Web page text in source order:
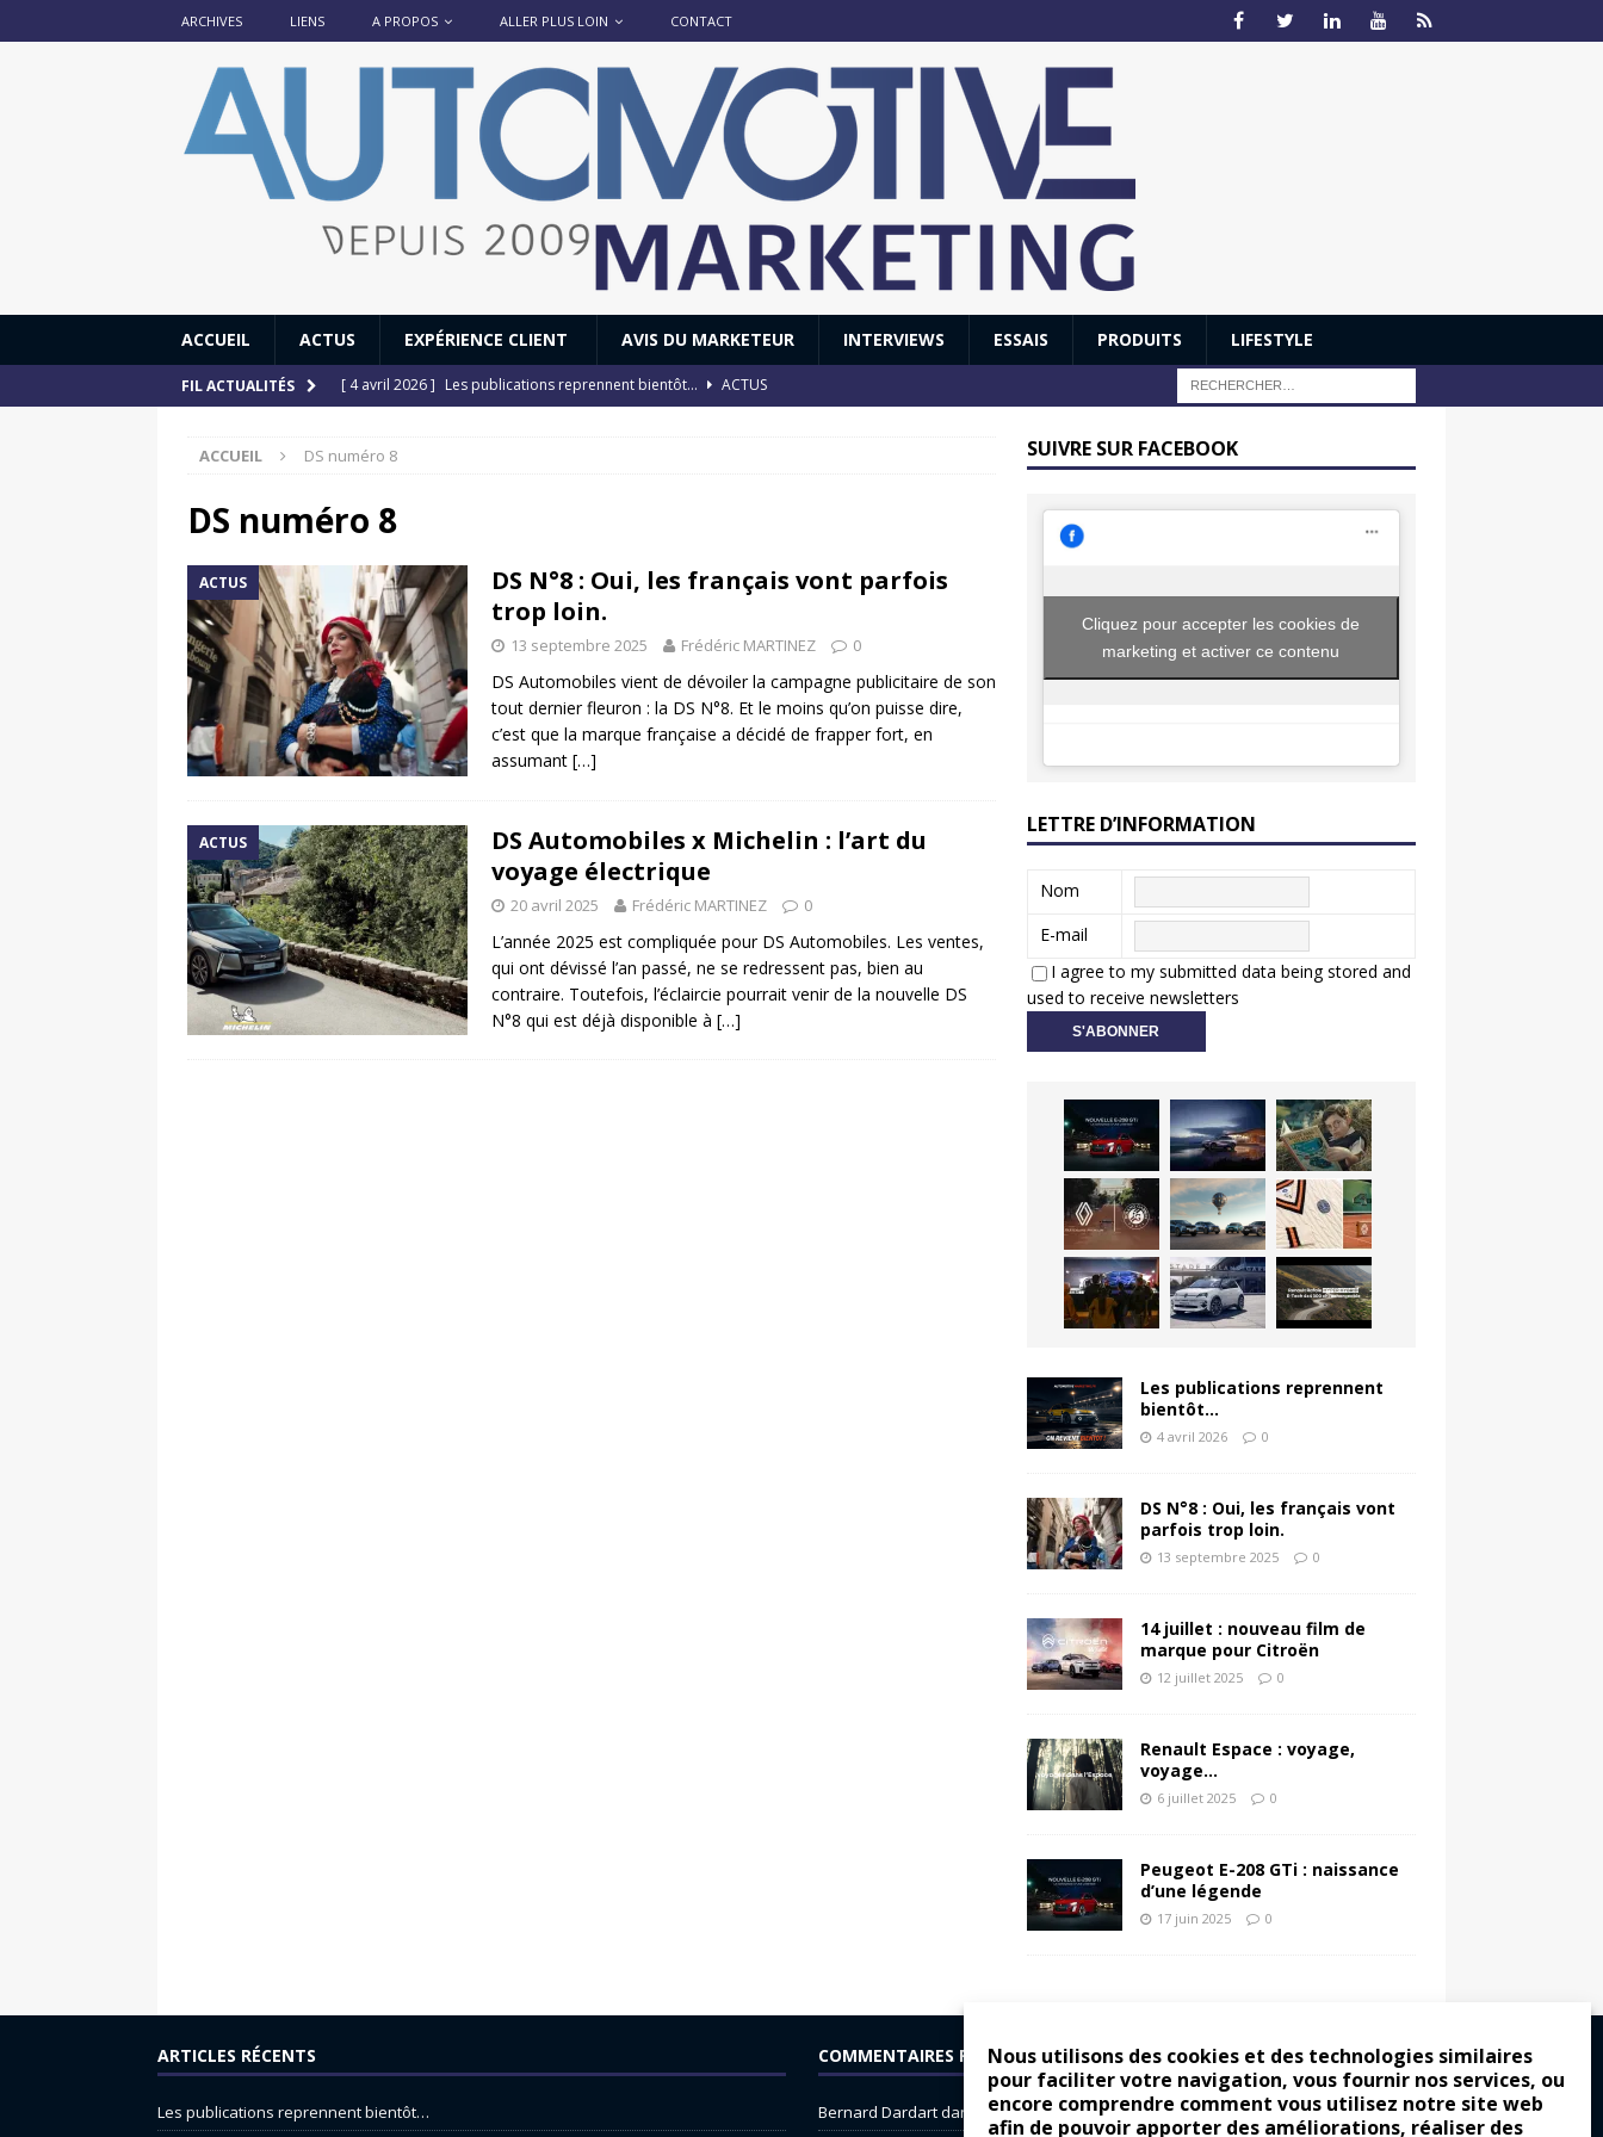
Nous utilisons des cookies et des technologies similaires
pour faciliter votre navigation, vous fournir nos services, ou
encore comprendre comment vous utilisez notre site web
afin de pouvoir apporter des améliorations, réaliser des
ARCHIVES LIENS A PROPOS ALLER PLUS LOIN CONTACT
ACCUEIL ACTUS EXPÉRIENCE CLIENT AVIS DU MARKETEUR INTERVIEWS ESSAIS PRODUITS LIFESTYLE
FIL ACTUALITÉS [ 4 avril 2026 ] Les publications reprennent bientôt…
ACTUS
[ 12 juillet 2025 ]
[ 6 juillet 2025 ]
[ 11 avril 2020 ] #StayHome : Honda dévoile un spot publicitaire… confiné! ACTUS
ACCUEIL DS numéro 8
DS numéro 8
ACTUS
DS N°8 : Oui, les français vont parfois
trop loin.
13 septembre 2025 Frédéric MARTINEZ 0
DS Automobiles vient de dévoiler la campagne publicitaire de son
tout dernier fleuron : la DS N°8. Et le moins qu’on puisse dire,
c’est que la marque française a décidé de frapper fort, en
assumant […]
ACTUS
DS Automobiles x Michelin : l’art du
voyage électrique
20 avril 2025 Frédéric MARTINEZ 0
L’année 2025 est compliquée pour DS Automobiles. Les ventes,
qui ont dévissé l’an passé, ne se redressent pas, bien au
contraire. Toutefois, l’éclaircie pourrait venir de la nouvelle DS
N°8 qui est déjà disponible à […]
SUIVRE SUR FACEBOOK
Cliquez pour accepter les cookies de
marketing et activer ce contenu
LETTRE D’INFORMATION
Nom
E-mail
I agree to my submitted data being stored and
used to receive newsletters
Les publications reprennent
bientôt…
4 avril 2026 0
DS N°8 : Oui, les français vont
parfois trop loin.
13 septembre 2025 0
14 juillet : nouveau film de
marque pour Citroën
12 juillet 2025 0
Renault Espace : voyage,
voyage…
6 juillet 2025 0
Peugeot E-208 GTi : naissance
d’une légende
17 juin 2025 0
ARTICLES RÉCENTS
Les publications reprennent bientôt…
COMMENTAIRES RÉCENTS
Bernard Dardartdans Dacia Sandero : pour les gens vrais